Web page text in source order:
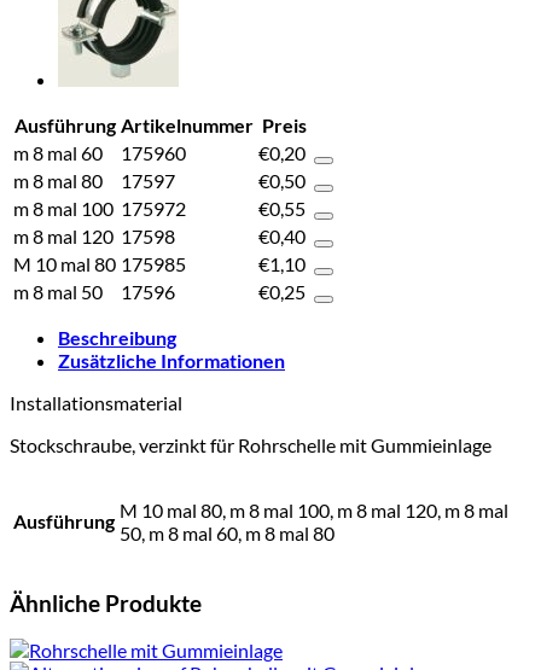
Ausführung Artikelnummer Preis
m 8 mal 60
175960 €0,20
m 8 mal 80
17597 €0,50
m 8 mal 100 175972 €0,55
m 8 mal 120 17598 €0,40
M 10 mal 80 175985 €1,10
m 8 mal 50
17596 €0,25
Beschreibung
Zusätzliche Informationen
Installationsmaterial
Stockschraube, verzinkt für Rohrschelle mit Gummieinlage
Ausführung M 10 mal 80, m 8 mal 100, m 8 mal 120, m 8 mal
50, m 8 mal 60, m 8 mal 80
Ähnliche Produkte